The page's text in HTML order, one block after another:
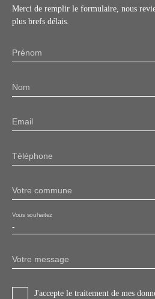
Merci de remplir le formulaire, nous
plus brefs délais.
Prénom
Nom
Email
Téléphone
Votre commune
-
Vous souhaitez
Votre message
J'accepte le traitement de mes